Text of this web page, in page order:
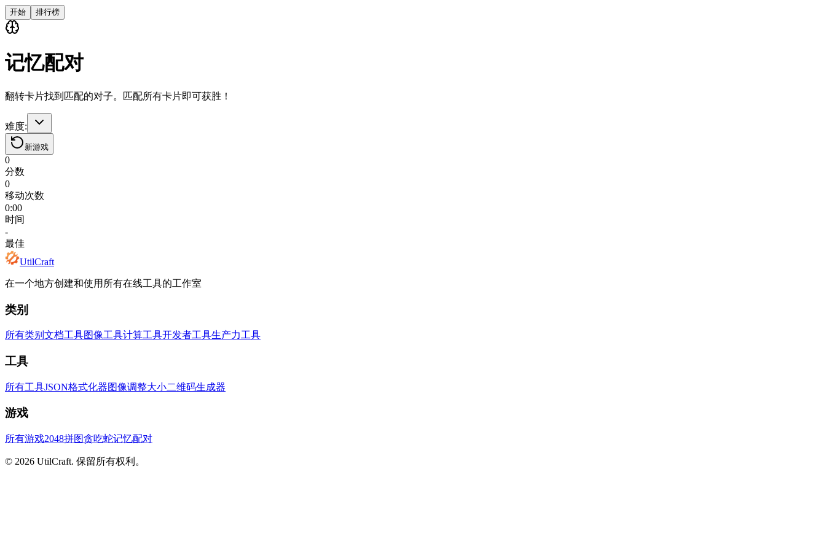
开始 排行榜
记忆配对
翻转卡片找到匹配的对子。匹配所有卡片即可获胜！
难度:
新游戏
0
分数
0
移动次数
0:00
时间
-
最佳
UtilCraft
在一个地方创建和使用所有在线工具的工作室
类别
所有类别 文档工具图像工具计算工具开发者工具生产力工具
工具
所有工具JSON格式化器图像调整大小二维码生成器
游戏
所有游戏2048拼图贪吃蛇记忆配对
© 2026 UtilCraft. 保留所有权利。